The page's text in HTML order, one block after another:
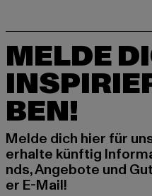
MELDE
BEN!
Melde dich hier für
erhalte künftig
nds, Angebote und
er E-Mail!